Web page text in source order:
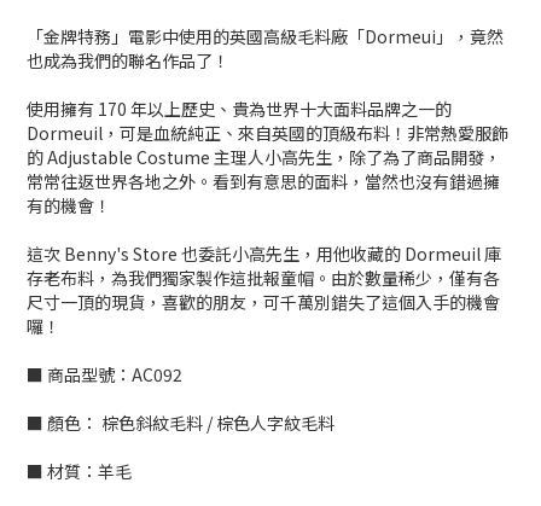
「金牌特務」電影中使用的英國高級毛料廠「Dormeui」，竟然
也成為我們的聯名作品了！
使用擁有 170 年以上歷史、貴為世界十大面料品牌之一的
Dormeuil，可是血統純正、來自英國的頂級布料！非常熱愛服飾
的 Adjustable Costume 主理人小高先生，除了為了商品開發，
常常往返世界各地之外。看到有意思的面料，當然也沒有錯過擁
有的機會！
這次 Benny's Store 也委託小高先生，用他收藏的 Dormeuil 庫
存老布料，為我們獨家製作這批報童帽。由於數量稀少，僅有各
尺寸一頂的現貨，喜歡的朋友，可千萬別錯失了這個入手的機會
囉！
■ 商品型號：AC092
■ 顏色： 棕色斜紋毛料 / 棕色人字紋毛料
■ 材質：羊毛